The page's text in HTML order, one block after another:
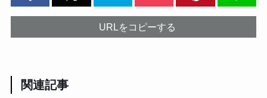
URLをコピーする
関連記事